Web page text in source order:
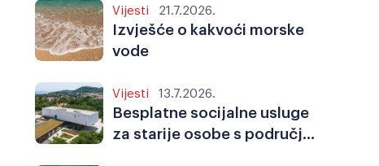
Veliki tekst Invertiraj boju
Crno-bijelo Razmak slova
Vijesti 21.7.2026.
Izvješće o kakvoći morske
vode
Vijesti 13.7.2026.
Besplatne socijalne usluge
za starije osobe s područja